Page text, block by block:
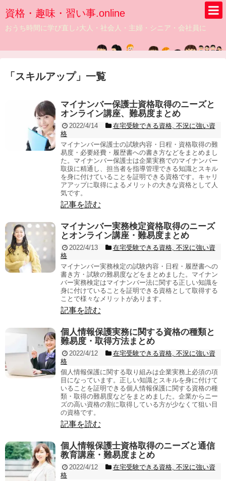
資格・趣味・習い事.online
おうち時間に学び直し♪大人・社会人・主婦・シニア・会社員に
「 スキルアップ」 一覧
マイナンバー保護士資格取得のニーズと
オンライン講座、難易度まとめ
2022/4/14 在宅受験できる資格, 不況に強い資
格
マイナンバー保護士の試験内容・日程・資格取得の難
易度・必要経費・履歴書への書き方などをまとめまし
た。マイナンバー保護士は企業実務でのマイナンバー
取扱に精通し、担当者を指導管理できる知識とスキル
を身に付けていることを証明できる資格です。キャリ
アアップに取得によるメリットの大きな資格として人
気です。
記事を読む
マイナンバー実務検定資格取得のニーズ
とオンライン講座・難易度まとめ
2022/4/13 在宅受験できる資格, 不況に強い資
格
マイナンバー実務検定の試験内容・日程・履歴書への
書き方・試験の難易度などをまとめました。マイナン
バー実務検定はマイナンバー法に関する正しい知識を
身に付けていることを証明できる資格として取得する
ことで様々なメリットがあります。
記事を読む
個人情報保護実務に関する資格の種類と
難易度・取得方法まとめ
2022/4/12 在宅受験できる資格, 不況に強い資
格
個人情報保護に関する取り組みは企業実務上必須の項
目になっています。正しい知識とスキルを身に付けて
いることを証明できる個人情報保護に関する資格の種
類・取得の難易度などをまとめました。企業からニー
ズの高い資格の割に取得している方が少なくて狙い目
の資格です。
記事を読む
個人情報保護士資格取得のニーズと通信
教育講座・難易度まとめ
2022/4/12 在宅受験できる資格, 不況に強い資
格